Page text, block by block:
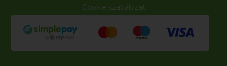
Cookie szabályzat